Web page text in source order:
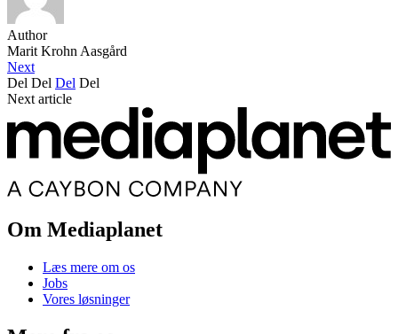
Author
Marit Krohn Aasgård
Next
Del Del Del Del
Next article
Om Mediaplanet
Læs mere om os
Jobs
Vores løsninger